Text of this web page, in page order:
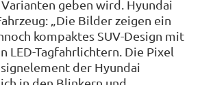
Varianten geben wird. Hyundai
„Die Bilder zeigen ein
kompaktes SUV-Design mit
LED-Tagfahrlichtern. Die Pixel
der Hyundai